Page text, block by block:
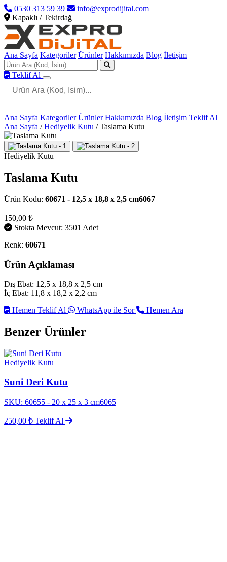
0530 313 59 39
info@exprodijital.com
Kapaklı / Tekirdağ
Ana Sayfa Kategoriler Ürünler Hakkımızda Blog İletişim
Teklif Al
Ana Sayfa Kategoriler Ürünler Hakkımızda Blog İletişim Teklif Al
Ana Sayfa / Hediyelik Kutu / Taslama Kutu
Hediyelik Kutu
Taslama Kutu
Ürün Kodu: 60671 - 12,5 x 18,8 x 2,5 cm6067
150,00 ₺
Stokta Mevcut: 3501 Adet
Renk: 60671
Ürün Açıklaması
Dış Ebat: 12,5 x 18,8 x 2,5 cm
İç Ebat: 11,8 x 18,2 x 2,2 cm
Hemen Teklif Al
WhatsApp ile Sor Hemen Ara
Benzer Ürünler
Hediyelik Kutu
Suni Deri Kutu
SKU: 60655 - 20 x 25 x 3 cm6065
250,00 ₺ Teklif Al